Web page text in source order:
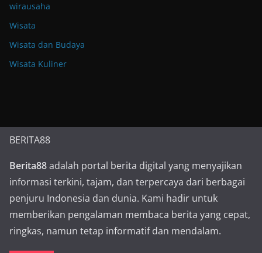
wirausaha
Wisata
Wisata dan Budaya
Wisata Kuliner
BERITA88
Berita88adalah portal berita digital yang menyajikan
informasi terkini, tajam, dan terpercaya dari berbagai
penjuru Indonesia dan dunia. Kami hadir untuk
memberikan pengalaman membaca berita yang cepat,
ringkas, namun tetap informatif dan mendalam.